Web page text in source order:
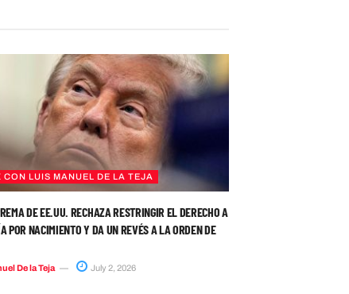
CON LUIS MANUEL DE LA TEJA
DE EE.UU. RECHAZA RESTRINGIR EL DERECHO A
POR NACIMIENTO Y DA UN REVÉS A LA ORDEN DE
De la Teja July 2, 2026